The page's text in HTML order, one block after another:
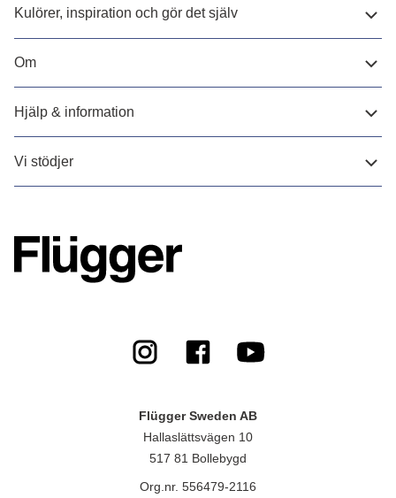
Kulörer, inspiration och gör det själv
Om
Hjälp & information
Vi stödjer
Flügger Sweden AB
Hallaslättsvägen 10
517 81 Bollebygd
Org.nr. 556479-2116